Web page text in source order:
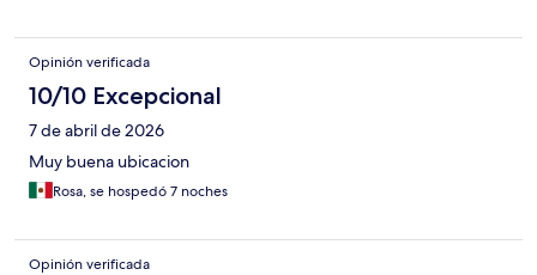
Opinión verificada
10/10 Excepcional
7 de abril de 2026
Muy buena ubicacion
Rosa, se hospedó 7 noches
Opinión verificada